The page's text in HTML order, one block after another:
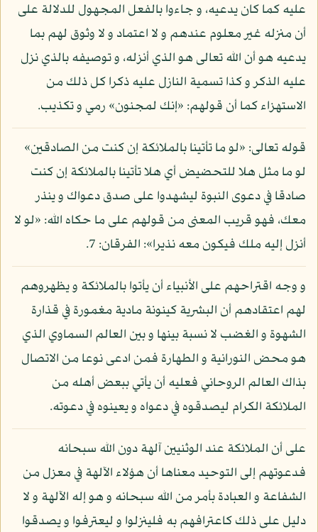
عليه كما كان يدعيه، و جاءوا بالفعل المجهول للدلالة على
أن منزله غير معلوم عندهم و لا اعتماد و لا وثوق لهم بما
يدعيه هو أن الله تعالى هو الذي أنزله، و توصيفه بالذي نزل
عليه الذكر و كذا تسمية النازل عليه ذكرا كل ذلك من
الاستهزاء كما أن قولهم: «إنك لمجنون» رمي و تكذيب.
قوله تعالى: «لو ما تأتينا بالملائكة إن كنت من الصادقين»
لو ما مثل هلا للتحضيض أي هلا تأتينا بالملائكة إن كنت
صادقا في دعوى النبوة ليشهدوا على صدق دعواك و ينذر
معك، فهو قريب المعنى من قولهم على ما حكاه الله: «لو لا
أنزل إليه ملك فيكون معه نذيرا»: الفرقان: 7.
و وجه اقتراحهم على الأنبياء أن يأتوا بالملائكة و يظهروهم
لهم اعتقادهم أن البشرية كينونة مادية مغمورة في قذارة
الشهوة و الغضب لا نسبة بينها و بين العالم السماوي الذي
هو محض النورانية و الطهارة فمن ادعى نوعا من الاتصال
بذاك العالم الروحاني فعليه أن يأتي ببعض أهله من
الملائكة الكرام ليصدقوه في دعواه و يعينوه في دعوته.
على أن الملائكة عند الوثنيين آلهة دون الله سبحانه
فدعوتهم إلى التوحيد معناها أن هؤلاء الآلهة في معزل من
الشفاعة و العبادة بأمر من الله سبحانه و هو إله الآلهة و لا
دليل على ذلك كاعترافهم به فلينزلوا و ليعترفوا و يصدقوا